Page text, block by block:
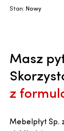
Stan: Nowy
Masz
z
Mebelpłyt Sp.